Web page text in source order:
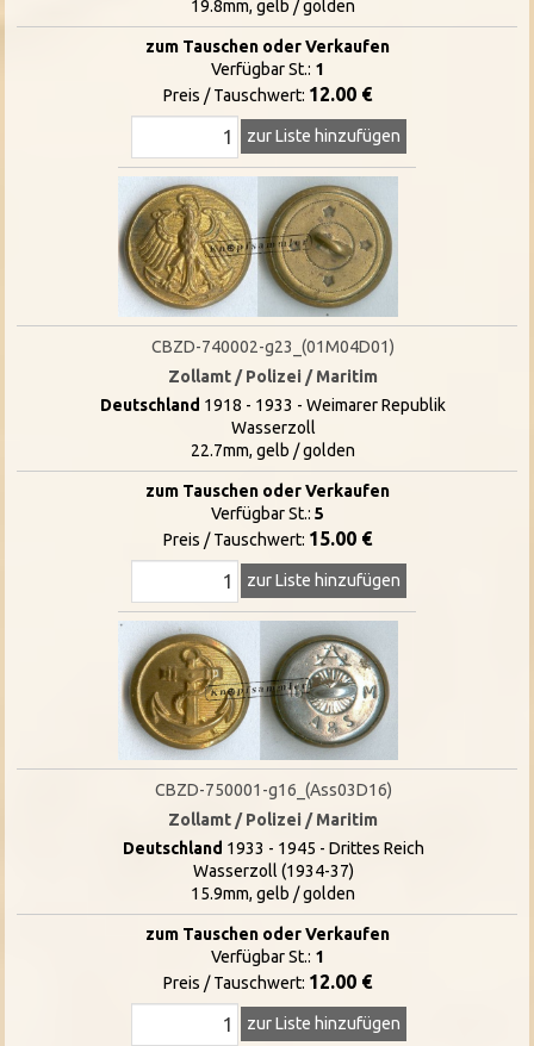
19.8mm, gelb / golden
zum Tauschen oder Verkaufen
Verfügbar St.: 1
Preis / Tauschwert: 12.00 €
zur Liste hinzufügen
CBZD-740002-g23_(01M04D01)
Zollamt / Polizei / Maritim
Deutschland 1918 - 1933 - Weimarer Republik
Wasserzoll
22.7mm, gelb / golden
zum Tauschen oder Verkaufen
Verfügbar St.: 5
Preis / Tauschwert: 15.00 €
zur Liste hinzufügen
CBZD-750001-g16_(Ass03D16)
Zollamt / Polizei / Maritim
Deutschland 1933 - 1945 - Drittes Reich
Wasserzoll (1934-37)
15.9mm, gelb / golden
zum Tauschen oder Verkaufen
Verfügbar St.: 1
Preis / Tauschwert: 12.00 €
zur Liste hinzufügen